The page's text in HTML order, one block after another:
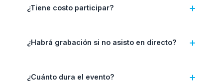
¿Tiene costo participar? +
¿Habrá grabación si no asisto en directo? +
¿Cuánto dura el evento? +